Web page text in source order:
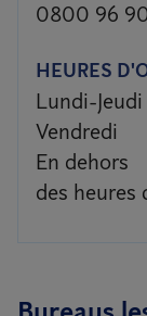
0800 96
HEURES
Lundi-Jeudi
Vendredi
En dehors
des heures